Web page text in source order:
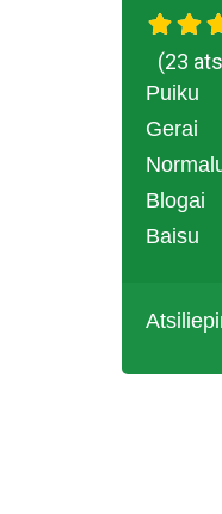
(23
Puiku
Gerai
Blogai
Baisu